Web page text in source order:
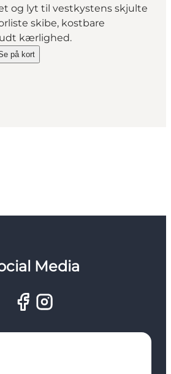
og lyt til vestkystens skjulte
skibe, kostbare
kærlighed.
på kort
Tirpitz on_map
Media